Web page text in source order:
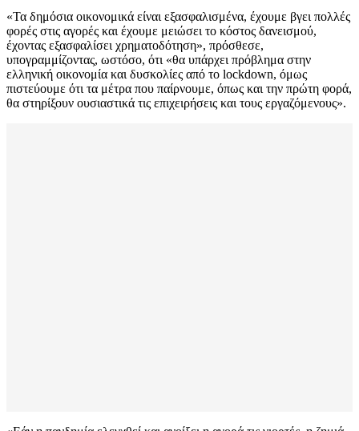
«Τα δημόσια οικονομικά είναι εξασφαλισμένα, έχουμε βγει πολλές
φορές στις αγορές και έχουμε μειώσει το κόστος δανεισμού,
έχοντας εξασφαλίσει χρηματοδότηση», πρόσθεσε,
υπογραμμίζοντας, ωστόσο, ότι «θα υπάρχει πρόβλημα στην
ελληνική οικονομία και δυσκολίες από το lockdown, όμως
πιστεύουμε ότι τα μέτρα που παίρνουμε, όπως και την πρώτη φορά,
θα στηρίξουν ουσιαστικά τις επιχειρήσεις και τους εργαζόμενους».